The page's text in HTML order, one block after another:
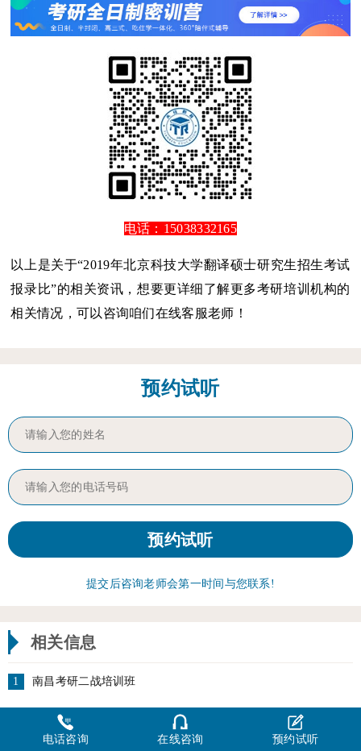
电话：15038332165
以上是关于“2019年北京科技大学翻译硕士研究生招生考试
报录比”的相关资讯，想要更详细了解更多考研培训机构的
相关情况，可以咨询咱们在线客服老师！
预约试听
提交后咨询老师会第一时间与您联系!
相关信息
1 南昌考研二战培训班
电话咨询 在线咨询 预约试听